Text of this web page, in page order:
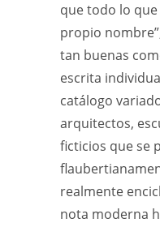
que todo lo
propio
tan buenas
escrita
catálogo
arquitectos,
ficticios que se
realmente
nota moderna